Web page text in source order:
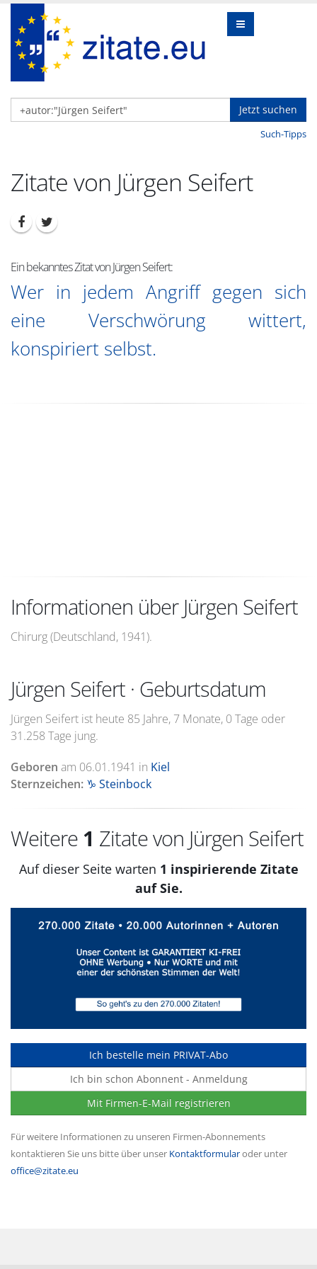
Jetzt suchen
Such-Tipps
Zitate von Jürgen Seifert
Ein bekanntes Zitat von Jürgen Seifert:
Wer in jedem Angriff gegen sich
eine Verschwörung wittert,
konspiriert selbst.
Informationen über Jürgen Seifert
Chirurg (Deutschland, 1941).
Jürgen Seifert · Geburtsdatum
Jürgen Seifert ist heute 85 Jahre, 7 Monate, 0 Tage oder
31.258 Tage jung.
Geboren am 06.01.1941 in Kiel
Sternzeichen: ♑ Steinbock
Weitere 1 Zitate von Jürgen Seifert
Auf dieser Seite warten 1 inspirierende Zitate
auf Sie.
Ich bestelle mein PRIVAT-Abo
Ich bin schon Abonnent - Anmeldung
Mit Firmen-E-Mail registrieren
Für weitere Informationen zu unseren Firmen-Abonnements
kontaktieren Sie uns bitte über unser Kontaktformularoder unter
office@zitate.eu